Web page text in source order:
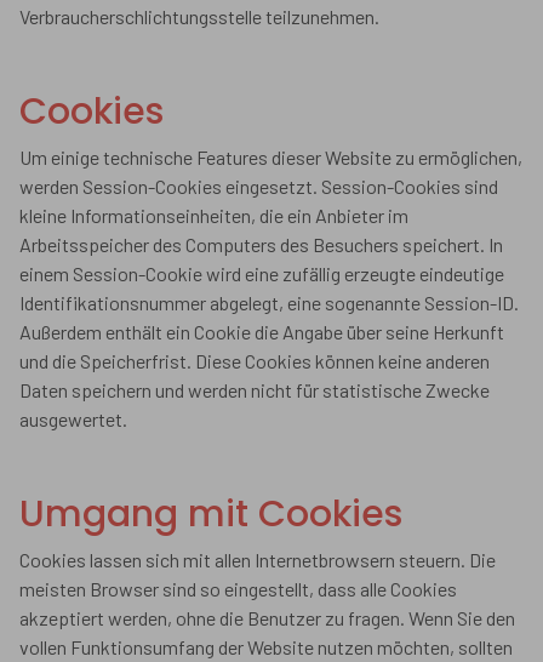
Verbraucherschlichtungsstelle teilzunehmen.
Cookies
Um einige technische Features dieser Website zu ermöglichen,
werden Session-Cookies eingesetzt. Session-Cookies sind
kleine Informationseinheiten, die ein Anbieter im
Arbeitsspeicher des Computers des Besuchers speichert. In
einem Session-Cookie wird eine zufällig erzeugte eindeutige
Identifikationsnummer abgelegt, eine sogenannte Session-ID.
Außerdem enthält ein Cookie die Angabe über seine Herkunft
und die Speicherfrist. Diese Cookies können keine anderen
Daten speichern und werden nicht für statistische Zwecke
ausgewertet.
Umgang mit Cookies
Cookies lassen sich mit allen Internetbrowsern steuern. Die
meisten Browser sind so eingestellt, dass alle Cookies
akzeptiert werden, ohne die Benutzer zu fragen. Wenn Sie den
vollen Funktionsumfang der Website nutzen möchten, sollten